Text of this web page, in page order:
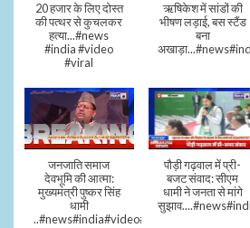
20 हजार के लिए दोस्त
की पत्थर से कुचलकर
हत्या...#news
#india #video
#viral
ऋषिकेश में सांडों की
भीषण लड़ाई, बस स्टैंड
बना
जनजाति समाज
देवभूमि की आत्मा:
मुख्यमंत्री पुष्कर सिंह
धामी
..#news#india#video#viral
पौड़ी गढ़वाल में प्री-
बजट संवाद: सीएम
धामी ने जनता से मांगे